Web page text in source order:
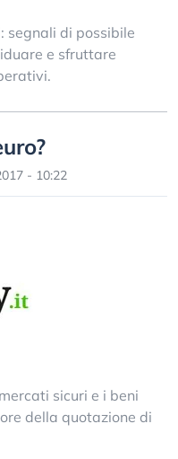
segnali di possibile
e sfruttare
- 10:22
sicuri e i beni
della quotazione di